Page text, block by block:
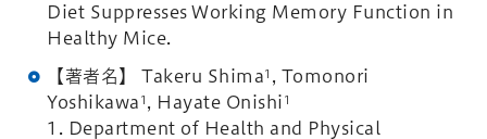
Diet Suppresses Working Memory Function in
Healthy Mice.
【著者名】 Takeru Shima 1 , Tomonori
Yoshikawa 1 , Hayate Onishi 1
1. Department of Health and Physical